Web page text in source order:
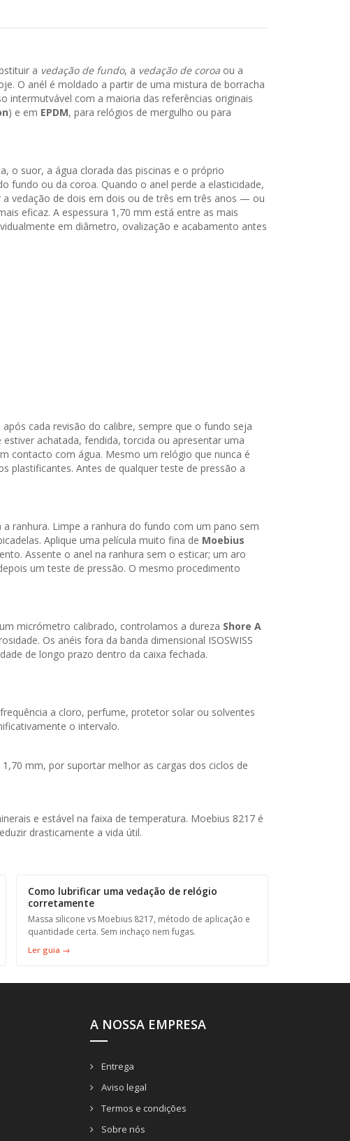
a vedação de fundo, a vedação de coroa ou a
O anél é moldado a partir de uma mistura de borracha
intermutvável com a maioria das referências originais
) e em EPDM, para relógios de mergulho ou para
o suor, a água clorada das piscinas e o próprio
fundo ou da coroa. Quando o anel perde a elasticidade,
vedação de dois em dois ou de três em três anos — ou
eficaz. A espessura 1,70 mm está entre as mais
em diâmetro, ovalização e acabamento antes
cada revisão do calibre, sempre que o fundo seja
achatada, fendida, torcida ou apresentar uma
contacto com água. Mesmo um relógio que nunca é
plastificantes. Antes de qualquer teste de pressão a
ranhura. Limpe a ranhura do fundo com um pano sem
Aplique uma película muito fina de Moebius
Assente o anel na ranhura sem o esticar; um aro
um teste de pressão. O mesmo procedimento
micrómetro calibrado, controlamos a dureza Shore A
Os anéis fora da banda dimensional ISOSWISS
de longo prazo dentro da caixa fechada.
a cloro, perfume, protetor solar ou solventes
o intervalo.
mm, por suportar melhor as cargas dos ciclos de
e estável na faixa de temperatura. Moebius 8217 é
drasticamente a vida útil.
Como lubrificar uma vedação de relógio
corretamente
Massa silicone vs Moebius 8217, método de aplicação e
quantidade certa. Sem inchaço nem fugas.
Ler guia →
A NOSSA EMPRESA
Entrega
Aviso legal
Termos e condições
Sobre nós